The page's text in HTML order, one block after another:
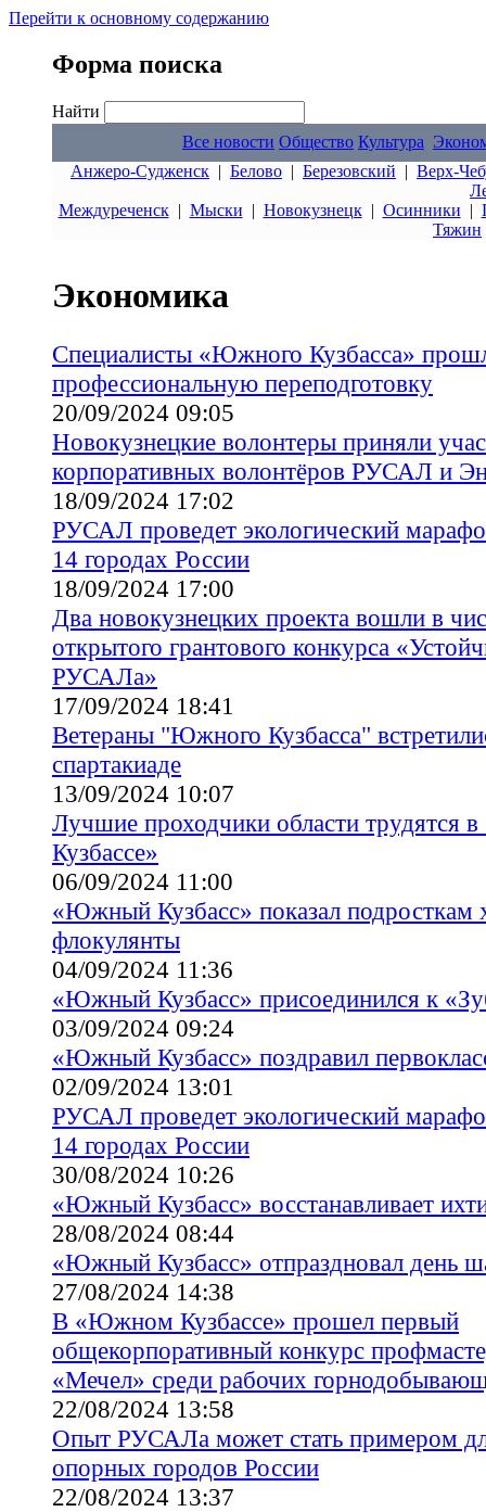
Перейти к основному содержанию
Форма поиска
Найти
Все новости Общество Культура
Анжеро-Судженск | Белово | Березовский | Верх-
Междуреченск| Мыски | Новокузнецк| Осинники |
Тяжин
Экономика
Специалисты «Южного Кузбасса»
профессиональную переподготовку
20/09/2024 09:05
Новокузнецкие волонтеры приняли
корпоративных волонтёров РУСАЛ и
18/09/2024 17:02
РУСАЛ проведет экологический
14 городах России
18/09/2024 17:00
Два новокузнецких проекта вошли в
открытого грантового конкурса
РУСАЛа»
17/09/2024 18:41
Ветераны "Южного Кузбасса"
спартакиаде
13/09/2024 10:07
Лучшие проходчики области трудятся
Кузбассе»
06/09/2024 11:00
«Южный Кузбасс» показал подросткам
флокулянты
04/09/2024 11:36
«Южный Кузбасс» присоединился к
03/09/2024 09:24
«Южный Кузбасс» поздравил
02/09/2024 13:01
РУСАЛ проведет экологический
14 городах России
30/08/2024 10:26
«Южный Кузбасс» восстанавливает
28/08/2024 08:44
«Южный Кузбасс» отпраздновал день
27/08/2024 14:38
В «Южном Кузбассе» прошел первый
общекорпоративный конкурс
«Мечел» среди рабочих
22/08/2024 13:58
Опыт РУСАЛа может стать примером
опорных городов России
22/08/2024 13:37